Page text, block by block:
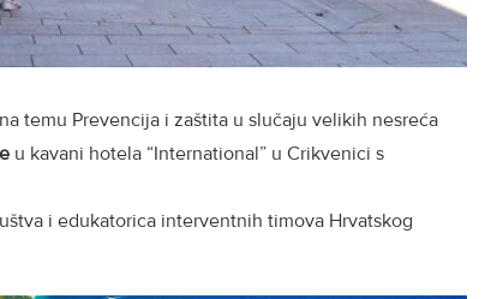
temu Prevencija i zaštita u slučaju velikih nesreća
u kavani hotela “International” u Crikvenici s
i edukatorica interventnih timova Hrvatskog